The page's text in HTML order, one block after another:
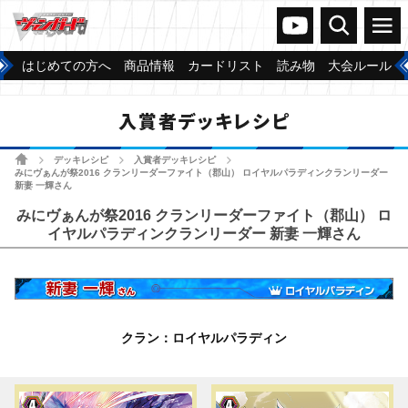
ヴァンガードch
検索 メニュー
はじめての方へ 商品情報 カードリスト 読み物 大会ルール
入賞者デッキレシピ
ホームデッキレシピ 入賞者デッキレシピ
みにヴぁんが祭2016 クランリーダーファイト（郡山） ロイヤルパラディンクランリーダー
新妻 一輝さん
みにヴぁんが祭2016 クランリーダーファイト（郡山） ロ
イヤルパラディンクランリーダー 新妻 一輝さん
クラン：ロイヤルパラディン